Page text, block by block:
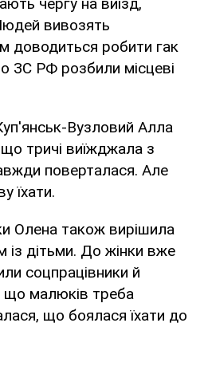
вивозять
доводиться робити гак
ЗС РФ розбили місцеві
Вузловий Алла
тричі виїжджала з
поверталася. Але
їхати.
Олена також вирішила
із дітьми. До жінки вже
соцпрацівники й
що малюків треба
що боялася їхати до